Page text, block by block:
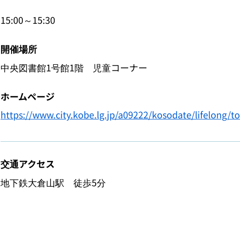
15:00～15:30
開催場所
中央図書館1号館1階 児童コーナー
ホームページ
https://www.city.kobe.lg.jp/a09222/kosodate/lifelong/
交通アクセス
地下鉄大倉山駅　徒歩5分